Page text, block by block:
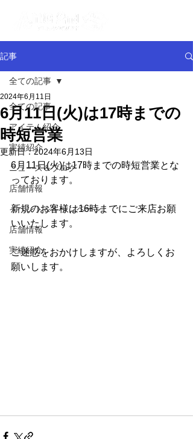
記事
全ての記事
アイテム紹介
実績紹介
ニュース＆ブログ
店舗情報
イベント＆キャンペーン
店舗情報
実績紹介
全ての記事
6月11日(火)は17時までの
時短営業
2024年6月11日
更新日：2024年6月13日
6月11日(火)は17時までの時短営業とな
っております。
新規のお客様は16時までにご来店お願
いいたします。
ご迷惑をおかけしますが、よろしくお
願いします。